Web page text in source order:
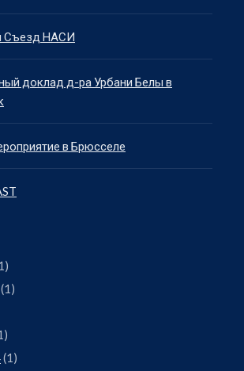
Съезд НАСИ
доклад д-ра Урбани Белы в
в Брюсселе
(1)
(1)